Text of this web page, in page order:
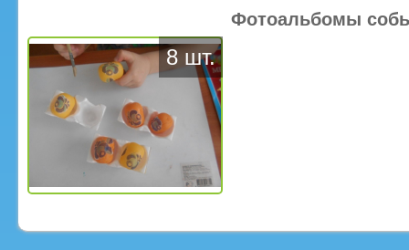
Фотоальбомы
8 шт.